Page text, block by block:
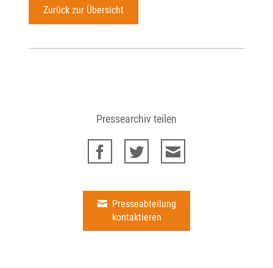
Zurück zur Übersicht
Pressearchiv teilen
Presseabteilung
kontaktieren